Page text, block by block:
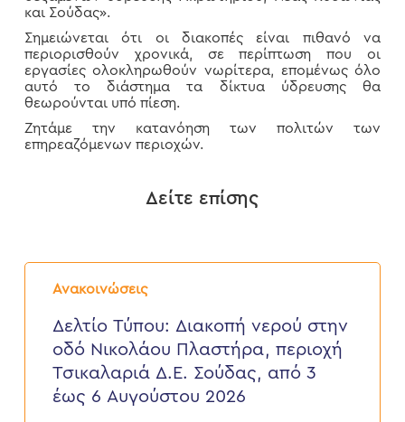
και Σούδας».
Σημειώνεται ότι οι διακοπές είναι πιθανό να
περιορισθούν χρονικά, σε περίπτωση που οι
εργασίες ολοκληρωθούν νωρίτερα, επομένως όλο
αυτό το διάστημα τα δίκτυα ύδρευσης θα
θεωρούνται υπό πίεση.
Ζητάμε την κατανόηση των πολιτών των
επηρεαζόμενων περιοχών.
Δείτε επίσης
Ανακοινώσεις
Δελτίο
Τύπου:
νερού
στην
Νικολάου
Πλαστήρα,
περιοχή
Δελτίο Τύπου: Διακοπή νερού στην
οδό Νικολάου Πλαστήρα, περιοχή
Τσικαλαριά Δ.Ε. Σούδας, από 3
έως 6 Αυγούστου 2026